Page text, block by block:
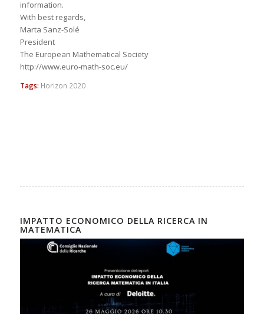
information.
With best regards,
Marta Sanz-Solé
President
The European Mathematical Society
http://www.euro-math-soc.eu/
Tags: Horizon 2020
IMPATTO ECONOMICO DELLA RICERCA IN
MATEMATICA